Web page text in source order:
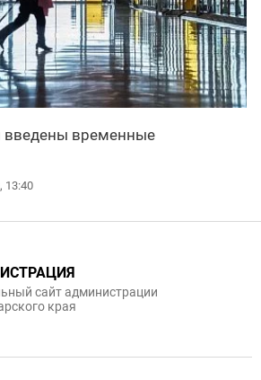
введены временные
13:40
сайт администрации
края